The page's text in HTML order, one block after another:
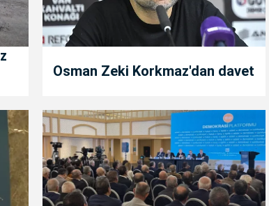
Osman Zeki Korkmaz'dan davet